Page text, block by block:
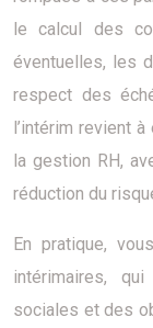
le calcul des
éventuelles, les
respect des
l’intérim revient
la gestion RH,
réduction du
En pratique,
intérimaires,
sociales et des